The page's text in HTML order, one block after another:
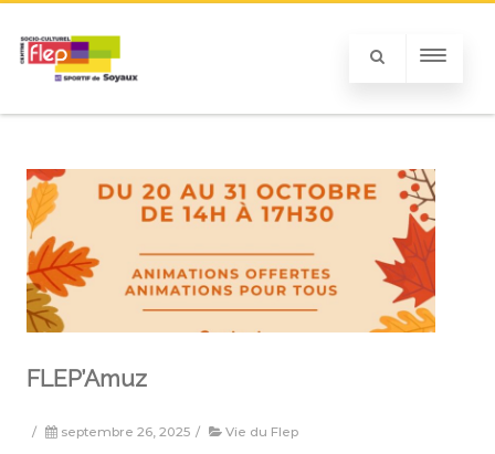
FLEP’Amuz
/ septembre 26, 2025 / Vie du Flep